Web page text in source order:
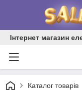
Інтернет магазин
Каталог товарів